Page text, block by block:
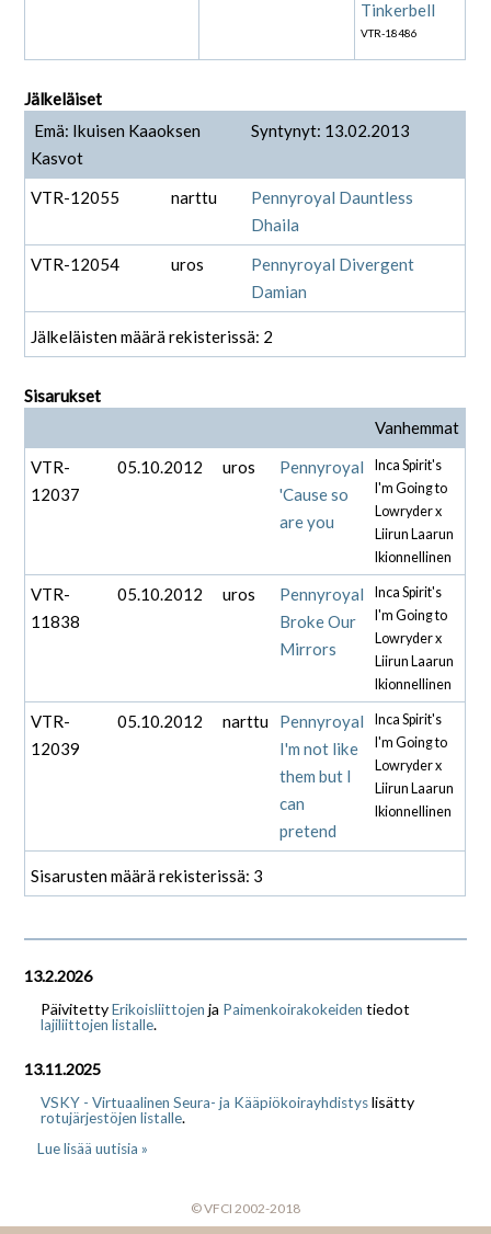
Tinkerbell
VTR-18486
Jälkeläiset
Emä: Ikuisen Kaaoksen
Kasvot
Syntynyt: 13.02.2013
VTR-12055 narttu
Pennyroyal Dauntless
Dhaila
VTR-12054
uros
Pennyroyal Divergent
Damian
Jälkeläisten määrä rekisterissä: 2
Sisarukset
Vanhemmat
VTR-
12037
05.10.2012 uros
Pennyroyal
'Cause so
are you
Inca Spirit's
I'm Going to
Lowryder x
Liirun Laarun
Ikionnellinen
VTR-
11838
05.10.2012 uros
Pennyroyal
Broke Our
Mirrors
Inca Spirit's
I'm Going to
Lowryder x
Liirun Laarun
Ikionnellinen
VTR-
12039
05.10.2012 narttu
Pennyroyal
I'm not like
them but I
can
pretend
Inca Spirit's
I'm Going to
Lowryder x
Liirun Laarun
Ikionnellinen
Sisarusten määrä rekisterissä: 3
13.2.2026
PäivitettyErikoisliittojen ja Paimenkoirakokeiden tiedot
lajiliittojen listalle.
13.11.2025
VSKY - Virtuaalinen Seura- ja Kääpiökoirayhdistyslisätty
rotujärjestöjen listalle.
Lue lisää uutisia »
© VFCI 2002-2018